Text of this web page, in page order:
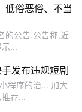
低俗恶俗、不当
的公告,公告称,近
...
发布违规短剧
程序的治... 加大
荐...